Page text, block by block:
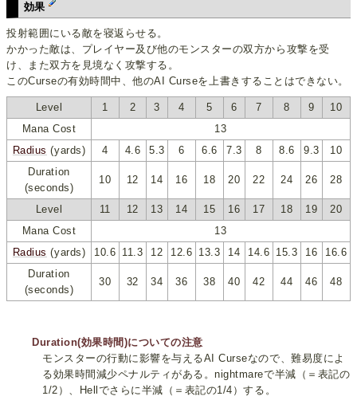
効果
投射範囲にいる敵を寝返らせる。
かかった敵は、プレイヤー及び他のモンスターの双方から攻撃を受
け、また双方を見境なく攻撃する。
このCurseの有効時間中、他のAI Curseを上書きすることはできない。
Level 1 2 3 4 5 6 7 8 9
10
Mana Cost
13
Radius (yards) 4 4.6 5.3 6 6.6 7.3 8 8.6 9.3
10
Duration
(seconds)
10 12 14 16 18 20 22 24 26 28
Level 11 12 13 14 15 16 17 18 19
20
Mana Cost
13
Radius (yards) 10.6 11.3 12 12.6 13.3 14 14.6 15.3 16
16.6
Duration
(seconds)
30 32 34 36 38 40 42 44 46 48
Duration(効果時間)についての注意
モンスターの行動に影響を与えるAI Curseなので、難易度によ
る効果時間減少ペナルティがある。nightmareで半減（＝表記の
1/2）、Hellでさらに半減（＝表記の1/4）する。